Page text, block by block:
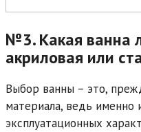
№3. Какая ванна
акриловая или
Выбор ванны – это,
материала, ведь именно
эксплуатационных